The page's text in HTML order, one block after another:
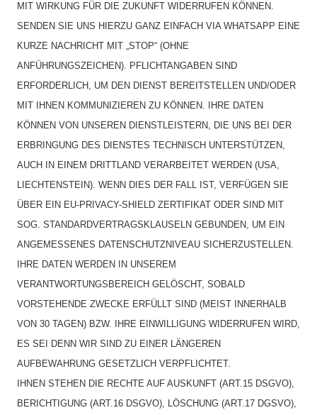
MIT WIRKUNG FÜR DIE ZUKUNFT WIDERRUFEN KÖNNEN.
SENDEN SIE UNS HIERZU GANZ EINFACH VIA WHATSAPP EINE
KURZE NACHRICHT MIT „STOP“ (OHNE
ANFÜHRUNGSZEICHEN). PFLICHTANGABEN SIND
ERFORDERLICH, UM DEN DIENST BEREITSTELLEN UND/ODER
MIT IHNEN KOMMUNIZIEREN ZU KÖNNEN. IHRE DATEN
KÖNNEN VON UNSEREN DIENSTLEISTERN, DIE UNS BEI DER
ERBRINGUNG DES DIENSTES TECHNISCH UNTERSTÜTZEN,
AUCH IN EINEM DRITTLAND VERARBEITET WERDEN (USA,
LIECHTENSTEIN). WENN DIES DER FALL IST, VERFÜGEN SIE
ÜBER EIN EU-PRIVACY-SHIELD ZERTIFIKAT ODER SIND MIT
SOG. STANDARDVERTRAGSKLAUSELN GEBUNDEN, UM EIN
ANGEMESSENES DATENSCHUTZNIVEAU SICHERZUSTELLEN.
IHRE DATEN WERDEN IN UNSEREM
VERANTWORTUNGSBEREICH GELÖSCHT, SOBALD
VORSTEHENDE ZWECKE ERFÜLLT SIND (MEIST INNERHALB
VON 30 TAGEN) BZW. IHRE EINWILLIGUNG WIDERRUFEN WIRD,
ES SEI DENN WIR SIND ZU EINER LÄNGEREN
AUFBEWAHRUNG GESETZLICH VERPFLICHTET.
IHNEN STEHEN DIE RECHTE AUF AUSKUNFT (ART.15 DSGVO),
BERICHTIGUNG (ART.16 DSGVO), LÖSCHUNG (ART.17 DGSVO),